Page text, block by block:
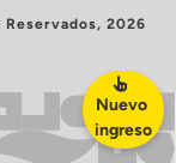
Nuevo
ingreso
2026